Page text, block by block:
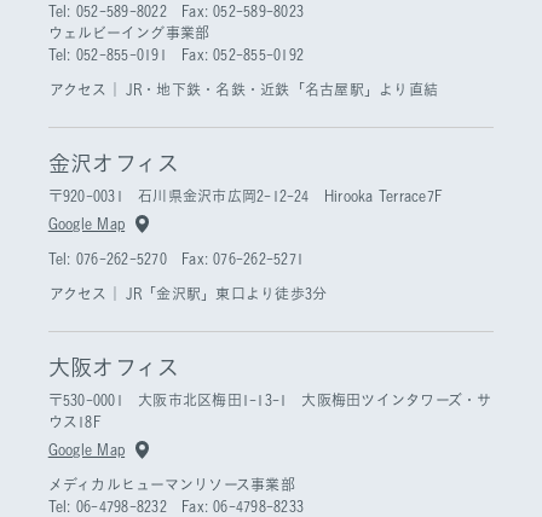
Tel: 052-589-8022 Fax: 052-589-8023
ウェルビーイング事業部
Tel: 052-855-0191 Fax: 052-855-0192
アクセス｜
JR・地下鉄・名鉄・近鉄「名古屋駅」より直結
金沢オフィス
〒920-0031 石川県金沢市広岡2-12-24 Hirooka Terrace7F
Google Map
Tel: 076-262-5270 Fax: 076-262-5271
アクセス｜
JR「金沢駅」東口より徒歩3分
大阪オフィス
〒530-0001 大阪市北区梅田1-13-1 大阪梅田ツインタワーズ・サ
ウス18F
Google Map
メディカルヒューマンリソース事業部
Tel: 06-4798-8232 Fax: 06-4798-8233